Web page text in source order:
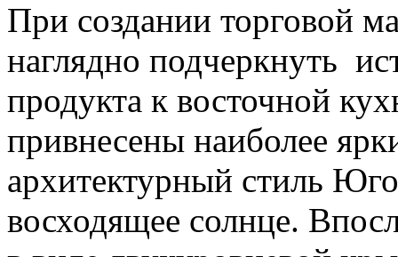
При создании торговой
наглядно подчеркнуть
продукта к восточной
привнесены наиболее
архитектурный стиль
восходящее солнце.